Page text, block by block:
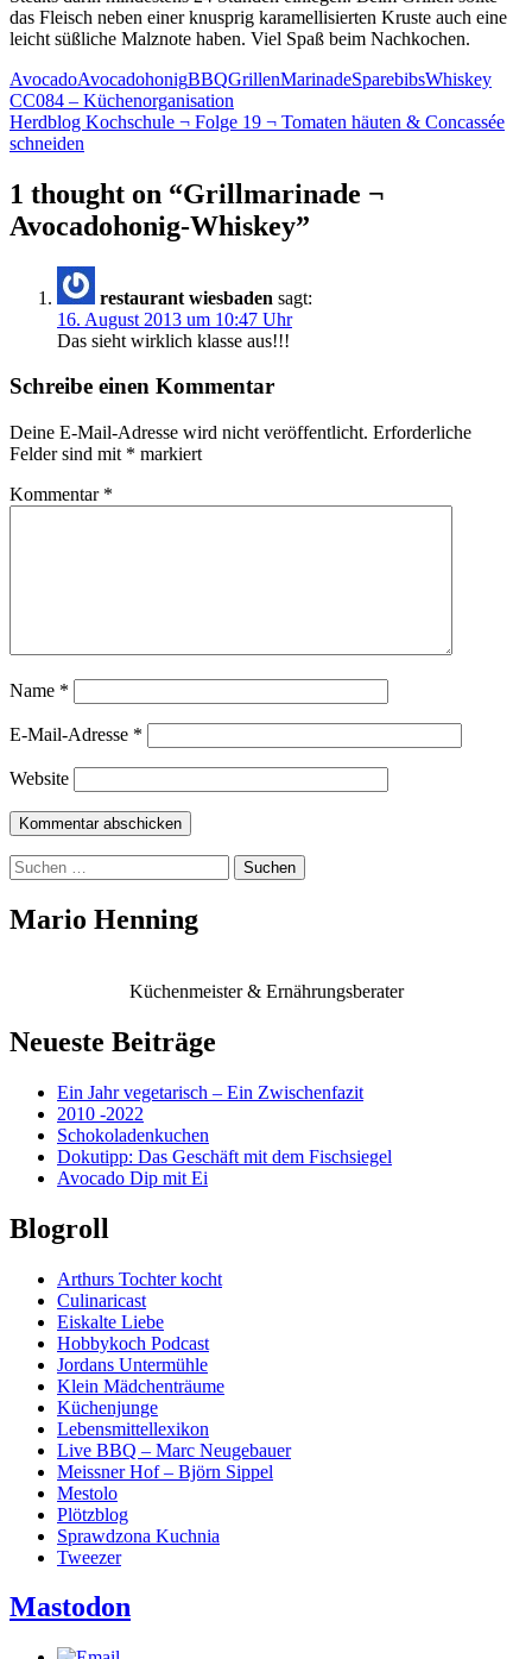
das Fleisch neben einer knusprig karamellisierten Kruste auch eine
leicht süßliche Malznote haben. Viel Spaß beim Nachkochen.
AvocadoAvocadohonigBBQGrillenMarinadeSparebibsWhiskey
Beitragsnavigation
CC084 – Küchenorganisation
Herdblog Kochschule ¬ Folge 19 ¬ Tomaten häuten & Concassée
schneiden
1 thought on “Grillmarinade ¬
Avocadohonig-Whiskey”
restaurant wiesbaden sagt:
16. August 2013 um 10:47 Uhr
Das sieht wirklich klasse aus!!!
Schreibe einen Kommentar
Deine E-Mail-Adresse wird nicht veröffentlicht. Erforderliche
Felder sind mit * markiert
Kommentar *
Name *
E-Mail-Adresse *
Website
Suchen
nach:
Mario Henning
Küchenmeister & Ernährungsberater
Neueste Beiträge
Ein Jahr vegetarisch – Ein Zwischenfazit
2010 -2022
Schokoladenkuchen
Dokutipp: Das Geschäft mit dem Fischsiegel
Avocado Dip mit Ei
Blogroll
Arthurs Tochter kocht
Culinaricast
Eiskalte Liebe
Hobbykoch Podcast
Jordans Untermühle
Klein Mädchenträume
Küchenjunge
Lebensmittellexikon
Live BBQ – Marc Neugebauer
Meissner Hof – Björn Sippel
Mestolo
Plötzblog
Sprawdzona Kuchnia
Tweezer
Mastodon